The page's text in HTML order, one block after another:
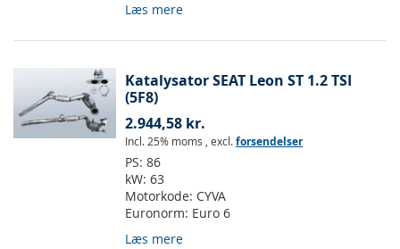
Læs mere
Katalysator SEAT Leon ST 1.2 TSI
(5F8)
2.944,58 kr.
Incl. 25% moms , excl.forsendelser
PS: 86
kW: 63
Motorkode: CYVA
Euronorm: Euro 6
Læs mere